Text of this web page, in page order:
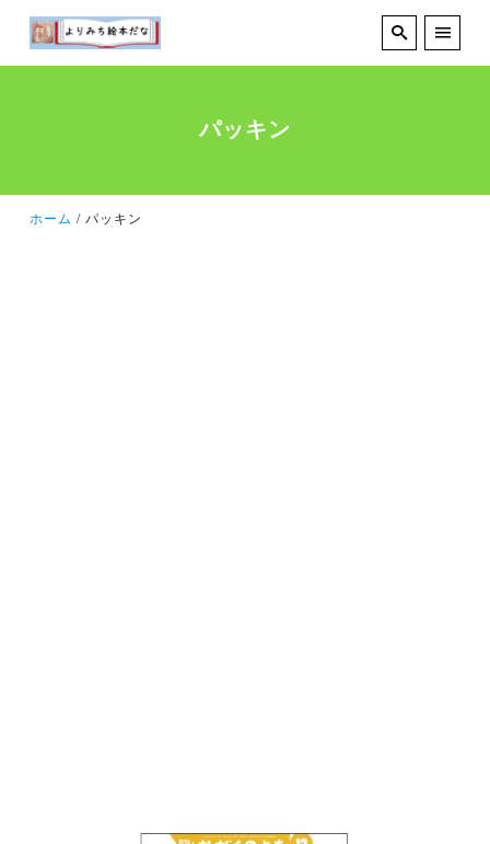
パッキン
ホーム パッキン